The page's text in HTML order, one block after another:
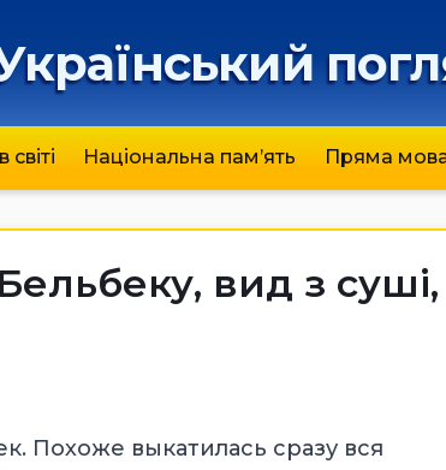
світі Національна пам’ять Пряма
вид з суші,
Похоже выкатилась сразу вся